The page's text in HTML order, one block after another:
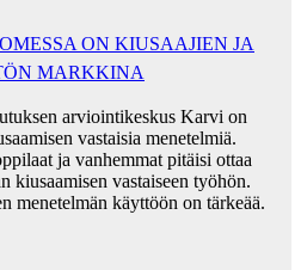
ON KIUSAAJIEN JA
MARKKINA
arviointikeskus Karvi on
vastaisia menetelmiä.
ja vanhemmat pitäisi ottaa
kiusaamisen vastaiseen työhön.
menetelmän käyttöön on tärkeää.